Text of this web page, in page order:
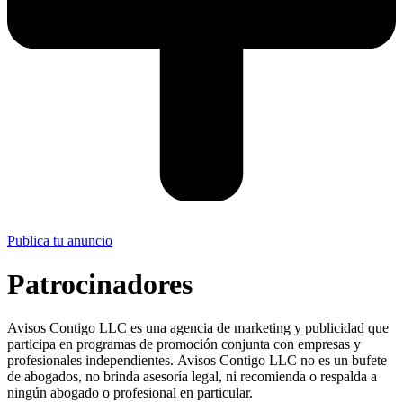
Publica tu anuncio
Patrocinadores
Avisos Contigo LLC es una agencia de marketing y publicidad que
participa en programas de promoción conjunta con empresas y
profesionales independientes. Avisos Contigo LLC no es un bufete
de abogados, no brinda asesoría legal, ni recomienda o respalda a
ningún abogado o profesional en particular.